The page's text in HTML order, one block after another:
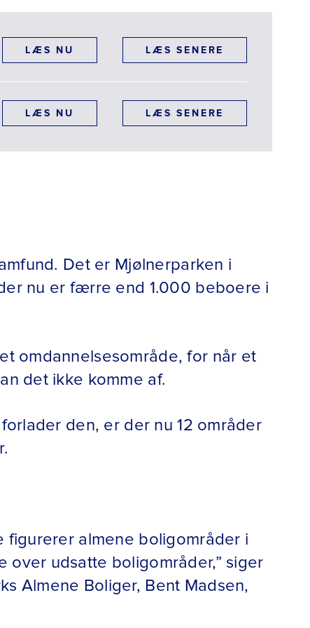
LÆS NU LÆS SENERE
LÆS NU LÆS SENERE
Det er Mjølnerparken i
nu er færre end 1.000 beboere i
omdannelsesområde, for når et
det ikke komme af.
den, er der nu 12 områder
almene boligområder i
over udsatte boligområder,” siger
Almene Boliger, Bent Madsen,